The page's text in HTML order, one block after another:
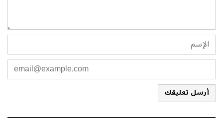
أرسل تعليقك